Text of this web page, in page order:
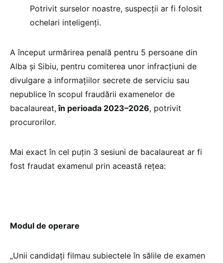
Potrivit surselor noastre, suspecții ar fi folosit
ochelari inteligenți.
A început urmărirea penală pentru 5 persoane din
Alba și Sibiu, pentru comiterea unor infracțiuni de
divulgare a informațiilor secrete de serviciu sau
nepublice în scopul fraudării examenelor de
bacalaureat,în perioada 2023–2026, potrivit
procurorilor.
Mai exact în cel puțin 3 sesiuni de bacalaureat ar fi
fost fraudat examenul prin această rețea:
Modul de operare
„Unii candidați filmau subiectele în sălile de examen